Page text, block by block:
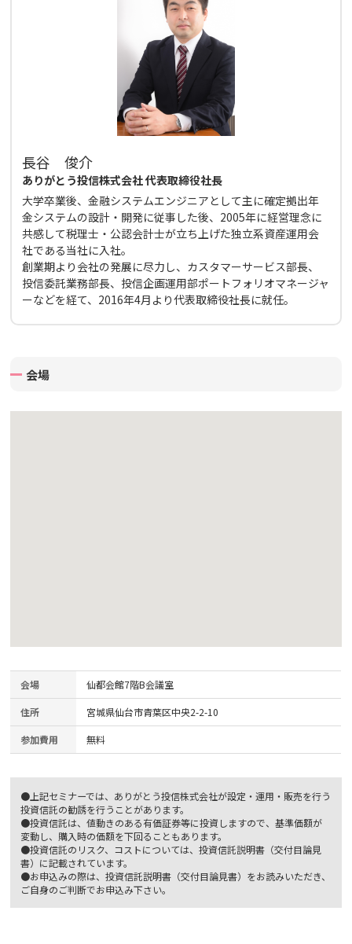
長谷 俊介
ありがとう投信株式会社 代表取締役社長
大学卒業後、金融システムエンジニアとして主に確定拠出年
金システムの設計・開発に従事した後、2005年に経営理念に
共感して税理士・公認会計士が立ち上げた独立系資産運用会
社である当社に入社。
創業期より会社の発展に尽力し、カスタマーサービス部長、
投信委託業務部長、投信企画運用部ポートフォリオマネージャ
ーなどを経て、2016年4月より代表取締役社長に就任。
会場
会場 仙都会館7階B会議室
住所 宮城県仙台市青葉区中央2-2-10
参加費用 無料
●上記セミナーでは、ありがとう投信株式会社が設定・運用・販売を行う
投資信託の勧誘を行うことがあります。
●投資信託は、値動きのある有価証券等に投資しますので、基準価額が
変動し、購入時の価額を下回ることもあります。
●投資信託のリスク、コストについては、投資信託説明書（交付目論見
書）に記載されています。
●お申込みの際は、投資信託説明書（交付目論見書）をお読みいただき、
ご自身のご判断でお申込み下さい。